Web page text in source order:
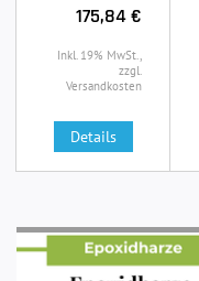
175,84 €
Inkl. 19% MwSt.,
zzgl.
Versandkosten
Details